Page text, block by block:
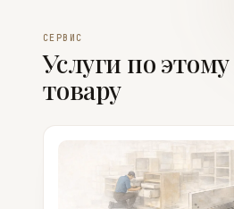
СЕРВИС
Услуги по этому
товару